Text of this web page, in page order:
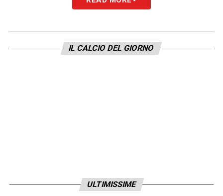
già stato fermato per fuorigioco dello stesso
prima parte della ripresa rispetto al tempo
precedente. Ammonito Artur che ferma
: 17 per il Botafogo, 9 per il
IL CALCIO DEL GIORNO
ULTIMISSIME